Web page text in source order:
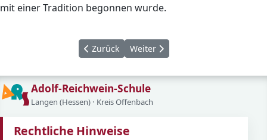
mit einer Tradition begonnen wurde.
Vorheriger Beitrag: Wer hat die beste
Zurück Nächster Beitrag: Englandfahrt
Weiter
Adolf-Reichwein-Schule
Langen (Hessen) · Kreis Offenbach
Rechtliche Hinweise